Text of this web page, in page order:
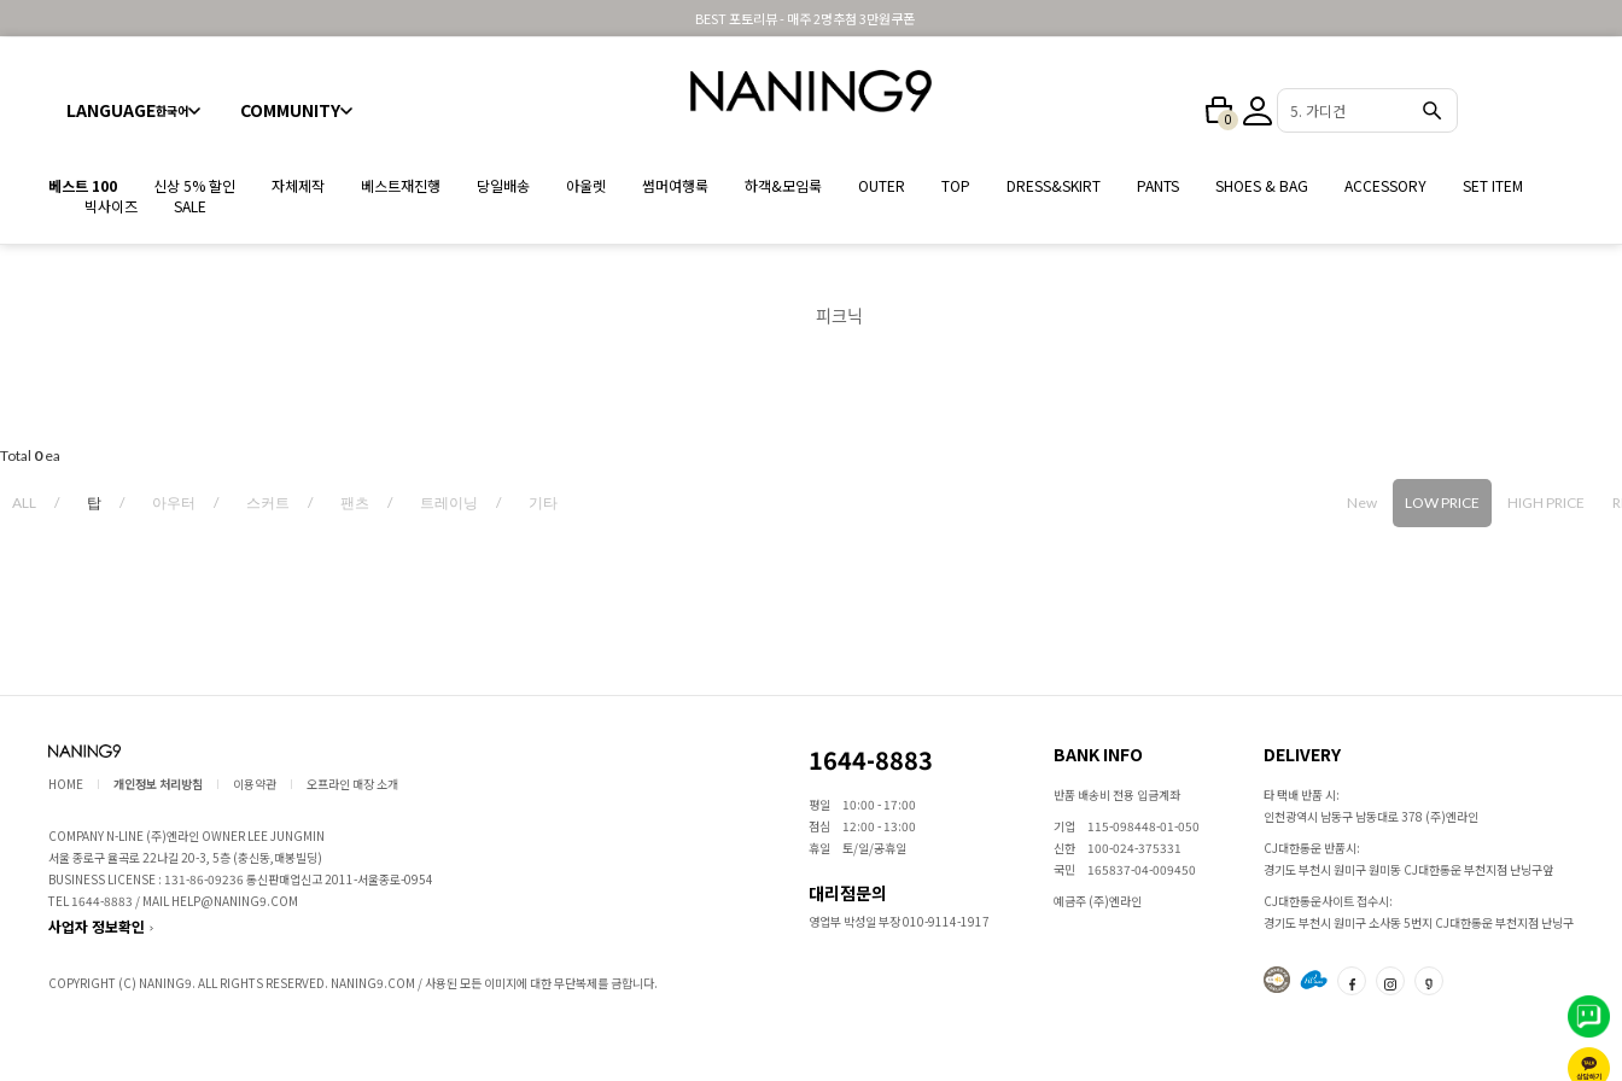
BEST 포토리뷰 - 매주 2명추첨 3만원쿠폰
LANGUAGE한국어 COMMUNITY 0 5. 가디건
베스트 100 신상 5% 할인 자체제작 베스트재진행 당일배송 아울렛 썸머여행룩 하객&모임룩 OUTER TOP DRESS&SKIRT PANTS SHOES & BAG ACCESSORY
SET ITEM
빅사이즈
SALE
피크닉
Total 0ea
ALL 탑 아우터 스커트 팬츠 트레이닝 기타 New LOW PRICE HIGH PRICE
HOME 개인정보 처리방침 이용약관 오프라인 매장 소개
COMPANY N-LINE (주)엔라인 OWNER LEE JUNGMIN
서울 종로구 율곡로 22나길 20-3, 5층 (충신동,매봉빌딩)
BUSINESS LICENSE : 131-86-09236 통신판매업신고 2011-서울종로-0954
TEL 1644-8883 / MAIL HELP@NANING9.COM
사업자 정보확인
COPYRIGHT (C) NANING9. ALL RIGHTS RESERVED. NANING9.COM / 사용된 모든 이미지에 대한 무단복제를 금합니다.
1644-8883
평일
10:00 - 17:00
점심
12:00 - 13:00
휴일
토/일/공휴일
대리점문의
영업부 박성일 부장 010-9114-1917
BANK INFO
반품 배송비 전용 입금계좌
기업
115-098448-01-050
신한
100-024-375331
국민
165837-04-009450
예금주 (주)엔라인
DELIVERY
타 택배 반품 시:
인천광역시 남동구 남동대로 378 (주)엔라인
CJ대한통운 반품시:
경기도 부천시 원미구 원미동 CJ대한통운 부천지점 난닝구앞
CJ대한통운사이트 접수시:
경기도 부천시 원미구 소사동 5번지 CJ대한통운 부천지점 난닝구